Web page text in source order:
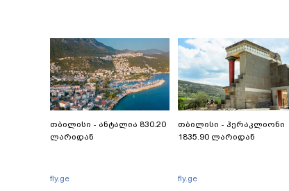
თბილისი - ანტალია 830.20
ლარიდან
fly.ge
თბილისი - ჰერაკლიონი
1835.90 ლარიდან
fly.ge